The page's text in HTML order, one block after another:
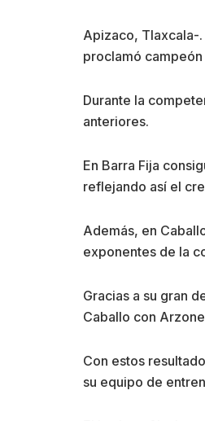
Apizaco, Tlaxcala-
proclamó
Durante la
anteriores.
En Barra Fija
reflejando así el
Además, en
exponentes de la
Gracias a su gran
Caballo con
Con estos
su equipo de